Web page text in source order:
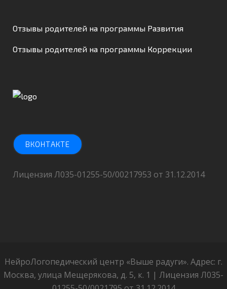
Отзывы родителей на программы Развития
Отзывы родителей на программы Коррекции
ВКОНТАКТЕ
Лицензия Л035-01255-50/00217953 от 31.12.2014
НейроЛогопедический центр «Выше радуги». Адрес: г.
Москва, улица Мещерякова, д. 5, к. 1 | Лицензия Л035-